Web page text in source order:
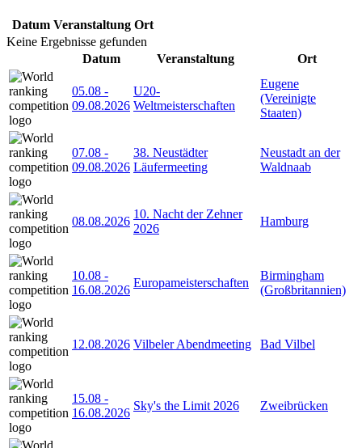
Datum Veranstaltung Ort
Keine Ergebnisse gefunden
Datum
Veranstaltung Ort
05.08 -
09.08.2026
U20-
Weltmeisterschaften
Eugene
(Vereinigte
Staaten)
07.08 -
09.08.2026
38. Neustädter
Läufermeeting
Neustadt an der
Waldnaab
08.08.2026
10. Nacht der Zehner
2026
Hamburg
10.08 -
16.08.2026
Europameisterschaften
Birmingham
(Großbritannien)
12.08.2026 Vilbeler Abendmeeting Bad Vilbel
15.08 -
16.08.2026
Sky's the Limit 2026 Zweibrücken